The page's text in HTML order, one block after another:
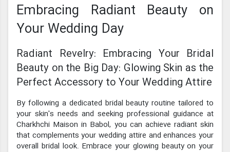
Embracing Radiant Beauty on
Your Wedding Day
Radiant Revelry: Embracing Your Bridal
Beauty on the Big Day: Glowing Skin as the
Perfect Accessory to Your Wedding Attire
By following a dedicated bridal beauty routine tailored to
your skin's needs and seeking professional guidance at
Charkhchi Maison in Babol, you can achieve radiant skin
that complements your wedding attire and enhances your
overall bridal look. Embrace your glowing beauty on your